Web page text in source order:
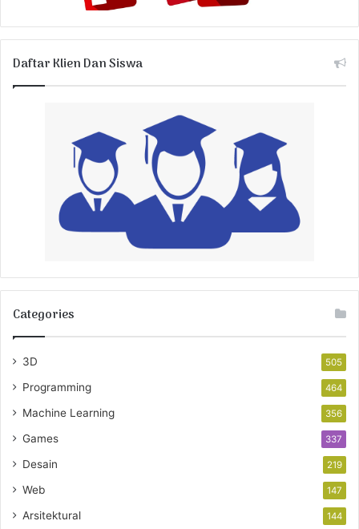
Daftar Klien Dan Siswa
Categories
3D 505
Programming 464
Machine Learning 356
Games 337
Desain 219
Web 147
Arsitektural 144